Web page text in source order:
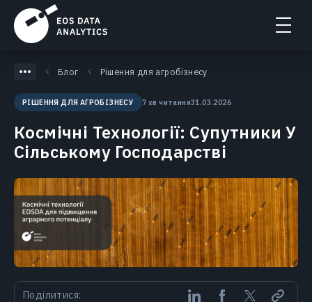
Блог Рішення для агробізнесу
РІШЕННЯ ДЛЯ АГРОБІЗНЕСУ 7 хв читання31.03.2026
Космічні Технології: Супутники У
Сільському Господарстві
Поділитися: